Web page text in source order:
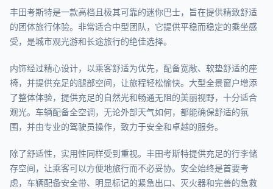
丰田考斯特是一款高档且极其可靠的迷你巴士，旨在提供精致舒适
的团体旅行体验。非常适合中型团队，它提供平稳而稳定的乘坐感
受，是城市观光游和长途旅行的绝佳选择。
内饰经过精心设计，以乘客舒适为优先，配备宽敞、软垫舒适的座
椅，并提供充足的腿部空间，让旅程轻松愉快。大型全景窗户增添
了整体体验，提供充足的自然光和畅通无阻的美丽视野，十分适合
观光。车辆配备全空调，无论外部天气如何，都能确保舒适的氛
围，并由专业的驾驶员操作，致力于安全和卓越的服务。
除了舒适性，实用性同样受到重视。丰田考斯特提供充足的行李储
存空间，让乘客可以方便地旅行而不必妥协。安全始终是首要考
虑，车辆配备安全带、明显标记的紧急出口、灭火器和完善的急救